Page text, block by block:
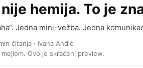
hemija. To je
Jedna mini-vežba. Jedna
čitanja · Ivana Anđić
Ovo je skraćeni preview.